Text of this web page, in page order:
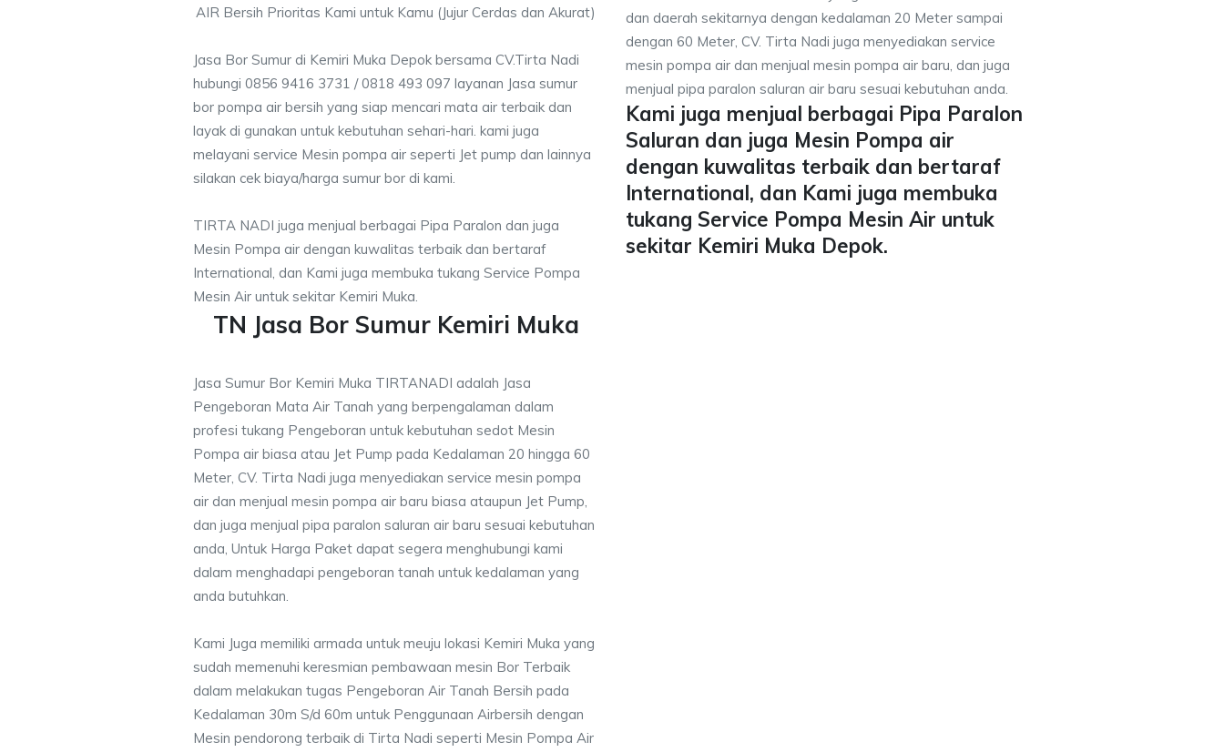
AIR Bersih Prioritas Kami untuk Kamu (Jujur Cerdas dan Akurat)
Jasa Bor Sumur di Kemiri Muka Depok bersama CV.Tirta Nadi
hubungi 0856 9416 3731 / 0818 493 097 layanan Jasa sumur
bor pompa air bersih yang siap mencari mata air terbaik dan
layak di gunakan untuk kebutuhan sehari-hari. kami juga
melayani service Mesin pompa air seperti Jet pump dan lainnya
silakan cek biaya/harga sumur bor di kami.
TIRTA NADI juga menjual berbagai Pipa Paralon dan juga
Mesin Pompa air dengan kuwalitas terbaik dan bertaraf
International, dan Kami juga membuka tukang Service Pompa
Mesin Air untuk sekitar Kemiri Muka.
TN Jasa Bor Sumur Kemiri Muka
Jasa Sumur Bor Kemiri Muka TIRTANADI adalah Jasa
Pengeboran Mata Air Tanah yang berpengalaman dalam
profesi tukang Pengeboran untuk kebutuhan sedot Mesin
Pompa air biasa atau Jet Pump pada Kedalaman 20 hingga 60
Meter, CV. Tirta Nadi juga menyediakan service mesin pompa
air dan menjual mesin pompa air baru biasa ataupun Jet Pump,
dan juga menjual pipa paralon saluran air baru sesuai kebutuhan
anda, Untuk Harga Paket dapat segera menghubungi kami
dalam menghadapi pengeboran tanah untuk kedalaman yang
anda butuhkan.
Kami Juga memiliki armada untuk meuju lokasi Kemiri Muka yang
sudah memenuhi keresmian pembawaan mesin Bor Terbaik
dalam melakukan tugas Pengeboran Air Tanah Bersih pada
Kedalaman 30m S/d 60m untuk Penggunaan Airbersih dengan
Mesin pendorong terbaik di Tirta Nadi seperti Mesin Pompa Air
dan daerah sekitarnya dengan kedalaman 20 Meter sampai
dengan 60 Meter, CV. Tirta Nadi juga menyediakan service
mesin pompa air dan menjual mesin pompa air baru, dan juga
menjual pipa paralon saluran air baru sesuai kebutuhan anda.
Kami juga menjual berbagai Pipa Paralon
Saluran dan juga Mesin Pompa air
dengan kuwalitas terbaik dan bertaraf
International, dan Kami juga membuka
tukang Service Pompa Mesin Air untuk
sekitar Kemiri Muka Depok.